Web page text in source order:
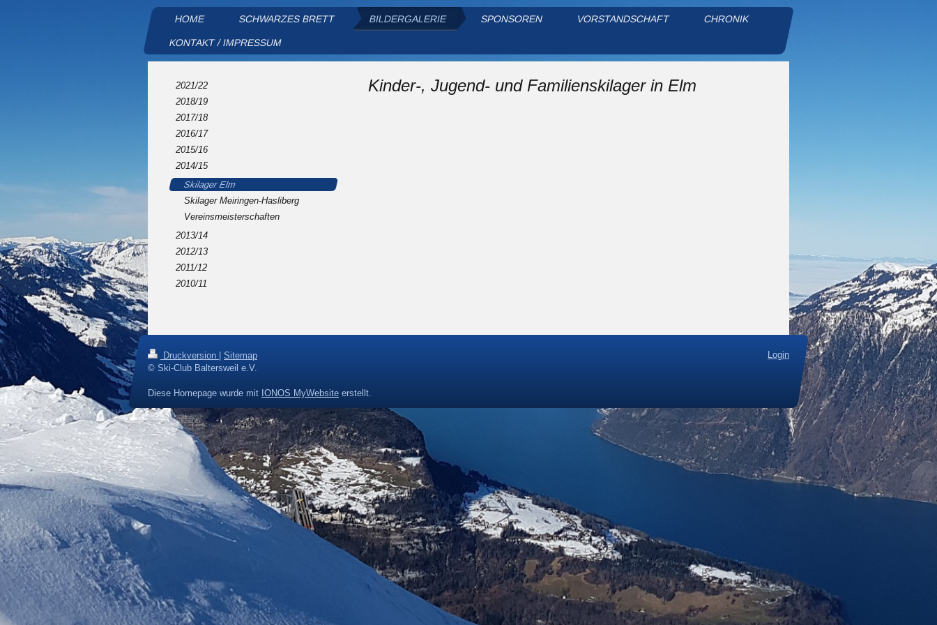
HOME SCHWARZES BRETT BILDERGALERIE SPONSOREN VORSTANDSCHAFT CHRONIK
KONTAKT / IMPRESSUM
Ski-Club Baltersweil e.V.
Kinder-, Jugend- und Familienskilager in Elm
2021/22
2018/19
2017/18
2016/17
2015/16
2014/15
Skilager Elm
Skilager Meiringen-Hasliberg
Vereinsmeisterschaften
2013/14
2012/13
2011/12
2010/11
Druckversion
Sitemap
© Ski-Club Baltersweil e.V.
Diese Homepage wurde mit IONOS MyWebsite erstellt.
Login